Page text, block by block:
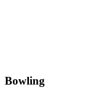
Bowling